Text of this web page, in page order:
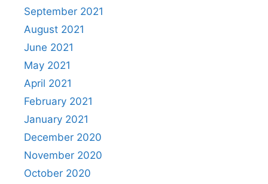
September 2021
August 2021
June 2021
May 2021
April 2021
February 2021
January 2021
December 2020
November 2020
October 2020